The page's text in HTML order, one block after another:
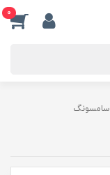
0
سامسونگ